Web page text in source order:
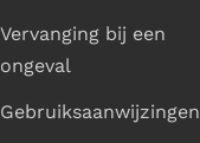
Vervanging bij een
ongeval
Gebruiksaanwijzingen